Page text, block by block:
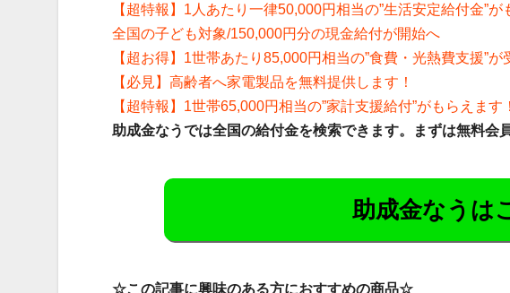
【超特報】1人あたり一律50,000円相当の”生活安定給付金”が
全国の子ども対象/150,000円分の現金給付が開始へ
【超お得】1世帯あたり85,000円相当の”食費・光熱費支援”が
【必見】高齢者へ家電製品を無料提供します！
【超特報】1世帯65,000円相当の”家計支援給付”がもらえます！
助成金なうでは全国の給付金を検索できます。まずは無料会
助成金なうは
☆この記事に興味のある方におすすめの商品☆